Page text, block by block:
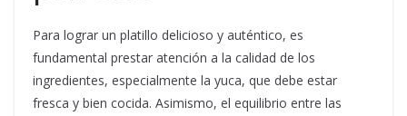
Para lograr un platillo delicioso y auténtico, es
fundamental prestar atención a la calidad de los
ingredientes, especialmente la yuca, que debe estar
fresca y bien cocida. Asimismo, el equilibrio entre las